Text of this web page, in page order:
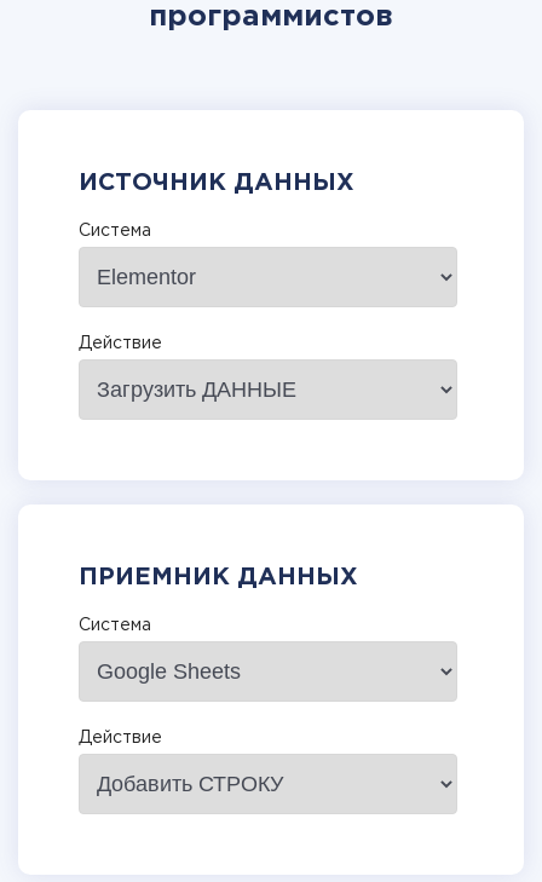
программистов
ИСТОЧНИК ДАННЫХ
Система
Действие
ПРИЕМНИК ДАННЫХ
Система
Действие